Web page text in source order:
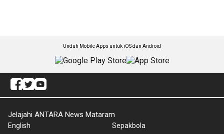
Unduh Mobile Apps untuk iOS dan Android
Jelajahi ANTARA News Mataram
English
Sepakbola